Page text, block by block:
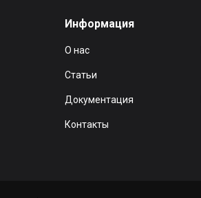
Информация
О нас
Статьи
Документация
Контакты